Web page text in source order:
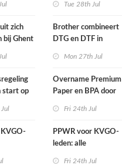
zich
bij Ghent
start op
Tue 28th Jul
Brother combineert
DTG en DTF in
Mon 27th Jul
Overname Premium
Paper en BPA door
Fri 24th Jul
PPWR voor KVGO-
leden: alle
Fri 24th Jul